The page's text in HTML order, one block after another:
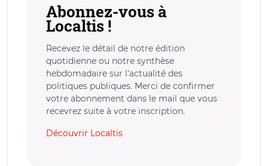
Abonnez-vous à
Localtis !
Recevez le détail de notre édition
quotidienne ou notre synthèse
hebdomadaire sur l’actualité des
politiques publiques. Merci de confirmer
votre abonnement dans le mail que vous
recevrez suite à votre inscription.
Découvrir Localtis